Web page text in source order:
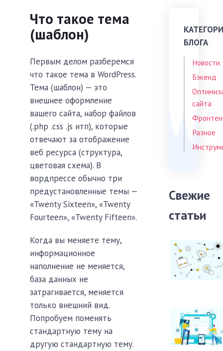
Что такое тема
(шаблон)
Первым делом разберемся
что такое тема в WordPress.
Тема (шаблон) — это
внешнее оформление
вашего сайта, набор файлов
(.php .css .js итп), которые
отвечают за отображение
веб ресурса (структура,
цветовая схема). В
вордпрессе обычно три
предустановленные темы —
«Twenty Sixteen», «Twenty
Fourteen», «Twenty Fifteen».
Когда вы меняете тему,
информационное
наполнение не меняется,
база данных не
затрагивается, меняется
только внешний вид.
Попробуем поменять
стандартную тему на
другую стандартную тему.
БЛОГА
Новости
Бэкенд
сайта
Разное
Свежие
статьи